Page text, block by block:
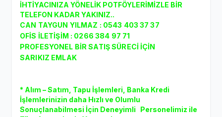
İHTİYACINIZA YÖNELİK POTFÖYLERİMİZLE BİR
TELEFON KADAR YAKINIZ..
CAN TAYGUN YILMAZ : 0543 403 37 37
OFİS İLETİŞİM : 0266 384 97 71
PROFESYONEL BİR SATIŞ SÜRECİ İÇİN
SARIKIZ EMLAK
* Alım – Satım, Tapu İşlemleri, Banka Kredi
İşlemlerinizin daha Hızlı ve Olumlu
Sonuçlanabilmesi İçin Deneyimli Personelimiz ile